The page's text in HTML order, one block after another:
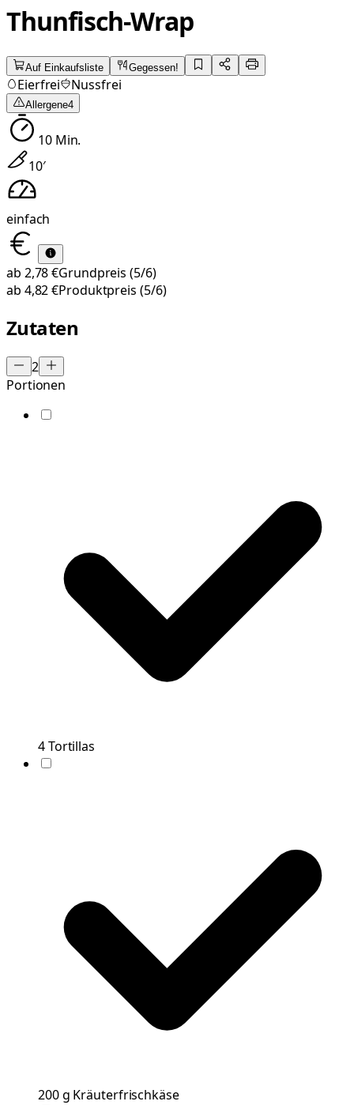
Thunfisch-Wrap
Auf Einkaufsliste Gegessen!
Eierfrei Nussfrei
Allergene4
10Min.
10′
einfach
ab 2,78 €Grundpreis (5/6)
ab 4,82 €Produktpreis (5/6)
Zutaten
2
Portionen
4Tortillas
200g Kräuterfrischkäse